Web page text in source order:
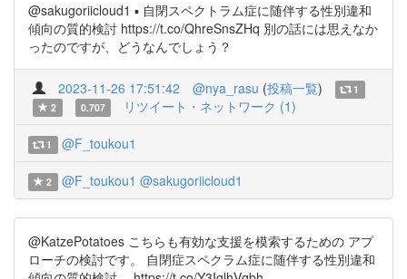
@sakugoriicloud1 ▪️ 自閉スペクトラム症に随伴する性別違和
傾向の質的検討 https://t.co/QhreSnsZHq 別の話には思えなか
ったのですが、どうなんでしょう？
2023-11-26 17:51:42 @nya_rasu (投稿一覧)
1
2
0.707 リツイート・ネットワーク (1)
1 @F_toukou1
2 @F_toukou1 @sakugoriicloud1
@KatzePotatoes こちらも有効な支援を模索するための アプ
ローチの検討です。 自閉症スペクラム症に随伴する性別違和